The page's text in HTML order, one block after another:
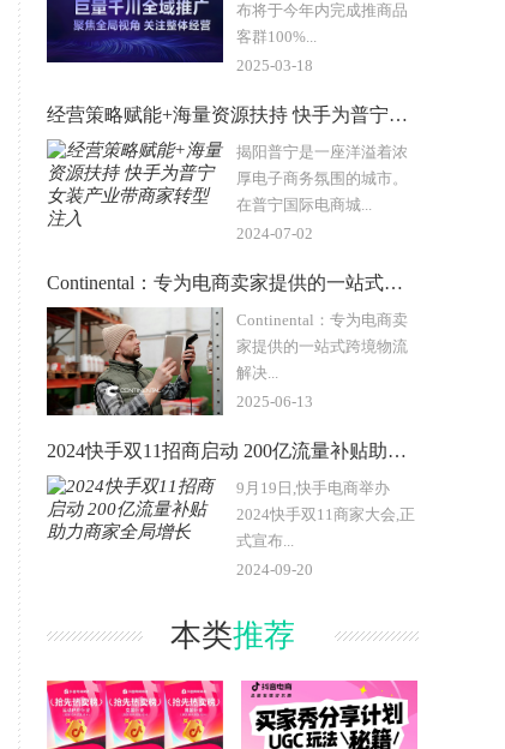
布将于今年内完成推商品
客群100%...
2025-03-18
经营策略赋能+海量资源扶持 快手为普宁女装产业带商家转型注入
揭阳普宁是一座洋溢着浓
厚电子商务氛围的城市。
在普宁国际电商城...
2024-07-02
Continental：专为电商卖家提供的一站式跨境物流解决
Continental：专为电商卖
家提供的一站式跨境物流
解决...
2025-06-13
2024快手双11招商启动 200亿流量补贴助力商家全局增长
9月19日,快手电商举办
2024快手双11商家大会,正
式宣布...
2024-09-20
本类推荐